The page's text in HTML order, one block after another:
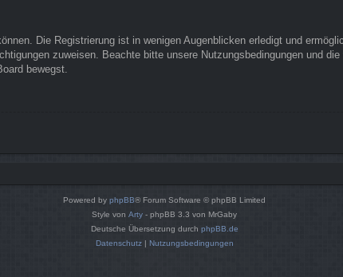
Die Registrierung ist in wenigen Augenblicken erledigt und
zuweisen. Beachte bitte unsere Nutzungsbedingungen und
bewegst.
Powered by phpBB® Forum Software © phpBB Limited
Style von Arty - phpBB 3.3 von MrGaby
Deutsche Übersetzung durch phpBB.de
Datenschutz| Nutzungsbedingungen